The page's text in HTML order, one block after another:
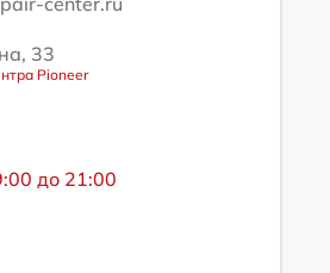
33
Pioneer
до 21:00